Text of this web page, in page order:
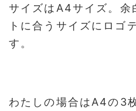
サイズはA4サイズ。余
トに合うサイズにロゴ
す。
わたしの場合はA4の3